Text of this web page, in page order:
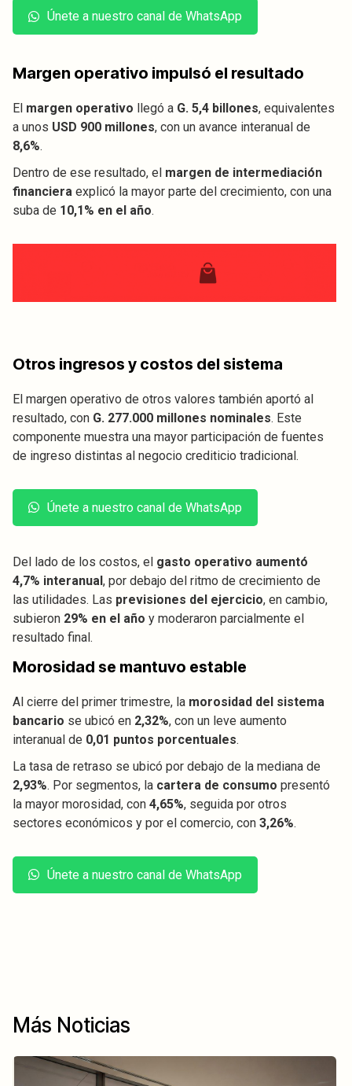
Únete a nuestro canal de WhatsApp
Margen operativo impulsó el resultado
El margen operativo llegó a G. 5,4 billones, equivalentes
a unos USD 900 millones, con un avance interanual de
8,6%.
Dentro de ese resultado, el margen de intermediación
financiera explicó la mayor parte del crecimiento, con una
suba de 10,1% en el año.
Otros ingresos y costos del sistema
El margen operativo de otros valores también aportó al
resultado, con G. 277.000 millones nominales. Este
componente muestra una mayor participación de fuentes
de ingreso distintas al negocio crediticio tradicional.
Únete a nuestro canal de WhatsApp
Del lado de los costos, el gasto operativo aumentó
4,7% interanual, por debajo del ritmo de crecimiento de
las utilidades. Las previsiones del ejercicio, en cambio,
subieron 29% en el año y moderaron parcialmente el
resultado final.
Morosidad se mantuvo estable
Al cierre del primer trimestre, la morosidad del sistema
bancario se ubicó en 2,32%, con un leve aumento
interanual de 0,01 puntos porcentuales.
La tasa de retraso se ubicó por debajo de la mediana de
2,93%. Por segmentos, la cartera de consumo presentó
la mayor morosidad, con 4,65%, seguida por otros
sectores económicos y por el comercio, con 3,26%.
Únete a nuestro canal de WhatsApp
Más Noticias